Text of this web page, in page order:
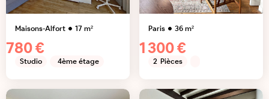
Maisons-Alfort 17m²
780 €
Studio 4ème étage
Paris 36m²
1 300 €
2 Pièces